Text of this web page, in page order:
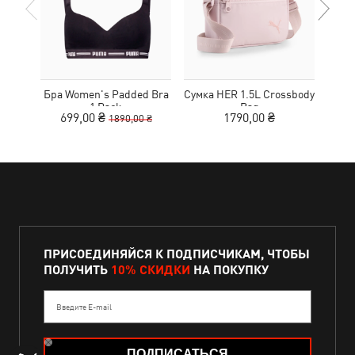
Бра Women's Padded Bra
1 Pack
699,00 ₴ 1890,00 ₴
Сумка HER 1.5L Crossbody
Bag
1790,00 ₴
ПРИСОЕДИНЯЙСЯ К ПОДПИСЧИКАМ, ЧТОБЫ
ПОЛУЧИТЬ 10% СКИДКИ НА ПОКУПКУ
Введите E-mail